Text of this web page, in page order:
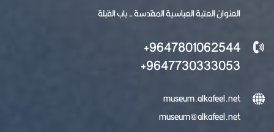
العنوان العتبة العباسية المقدسة - باب القبلة
9647801062544+
9647730333053+
museum.alkafeel.net
museum@alkafeel.net